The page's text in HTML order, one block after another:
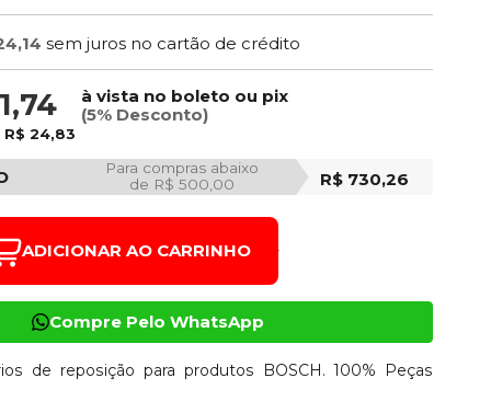
sem juros no cartão de crédito
à vista no boleto ou pix
(5% Desconto)
R$ 24,83
Para compras abaixo
de R$ 500,00
R$ 730,26
ADICIONAR AO CARRINHO
Compre Pelo WhatsApp
de reposição para produtos BOSCH. 100% Peças